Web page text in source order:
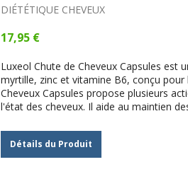
DIÉTÉTIQUE CHEVEUX
17,95 €
Luxeol Chute de Cheveux Capsules
myrtille, zinc et vitamine B6, conçu
Cheveux Capsules propose plusieurs
l'état des cheveux. Il aide au maintien
Détails du Produit